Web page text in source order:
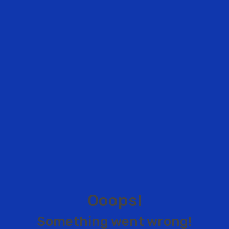
Ooops!
Something went wrong!